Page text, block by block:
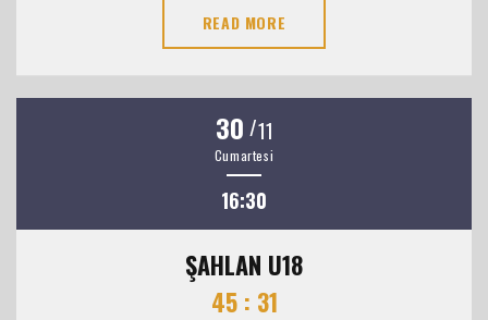
READ MORE
30 /11
Cumartesi
16:30
ŞAHLAN U18
45 : 31